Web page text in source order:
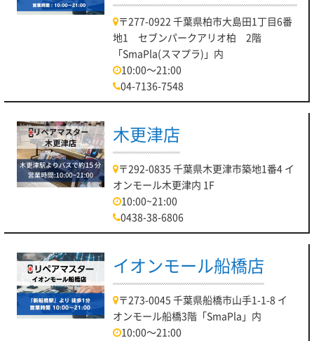
〒277-0922 千葉県柏市大島田1丁目6番
地1 セブンパークアリオ柏 2階
「SmaPla(スマプラ)」内
10:00～21:00
04-7136-7548
木更津店
〒292-0835 千葉県木更津市築地1番4 イ
オンモール木更津内 1F
10:00~21:00
0438-38-6806
イオンモール船橋店
〒273-0045 千葉県船橋市山手1-1-8 イ
オンモール船橋3階「SmaPla」内
10:00～21:00